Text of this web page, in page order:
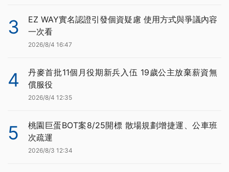
3
EZ WAY實名認證引發個資疑慮 使用方式與爭議內容
一次看
2026/8/4 16:47
4
丹麥首批11個月役期新兵入伍 19歲公主放棄薪資無
償服役
2026/8/4 12:35
5
桃園巨蛋BOT案8/25開標 散場規劃增捷運、公車班
次疏運
2026/8/3 12:34